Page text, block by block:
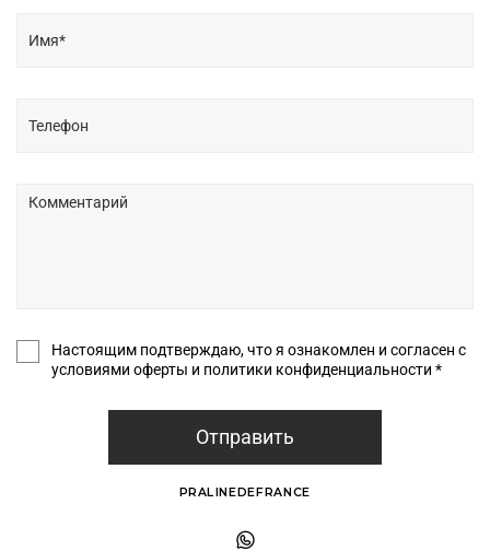
Настоящим подтверждаю, что я ознакомлен и согласен с
условиями оферты и политики конфиденциальности *
Отправить
PRALINEDEFRANCE